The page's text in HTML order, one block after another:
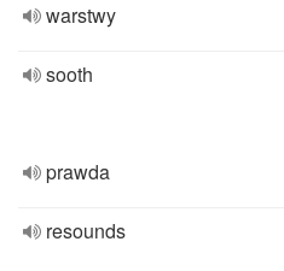
warstwy
sooth
prawda
resounds